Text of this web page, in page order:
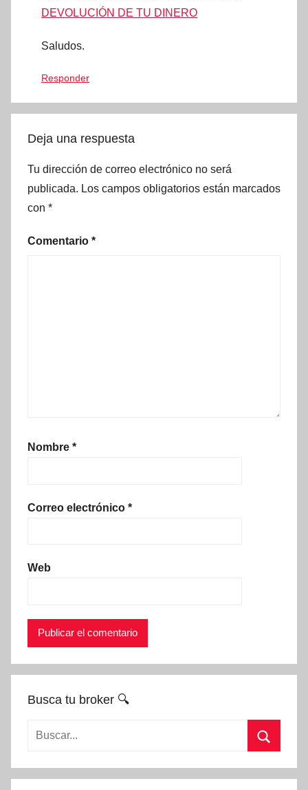
DEVOLUCIÓN DE TU DINERO
Saludos.
Responder
Deja una respuesta
Tu dirección de correo electrónico no será
publicada. Los campos obligatorios están marcados
con *
Comentario *
Nombre *
Correo electrónico *
Web
Busca tu broker 🔍
Buscar: